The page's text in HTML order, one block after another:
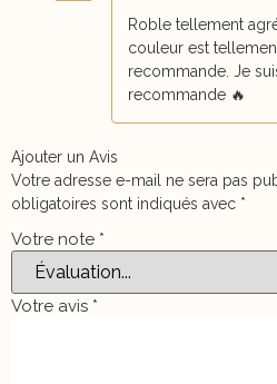
Roble tellement
couleur est
recommande. Je
recommande 🔥
Ajouter un Avis
Votre adresse e-mail ne sera pas
obligatoires sont indiqués avec *
Votre note *
Votre avis *